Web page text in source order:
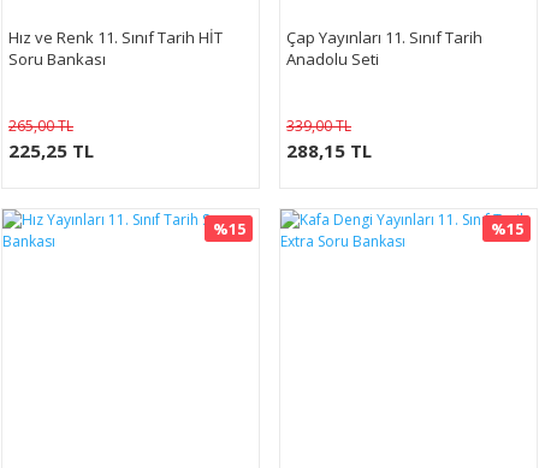
Hız ve Renk 11. Sınıf Tarih HİT
Soru Bankası
265,00 TL
225,25 TL
Çap Yayınları 11. Sınıf Tarih
Anadolu Seti
339,00 TL
288,15 TL
%15 %15